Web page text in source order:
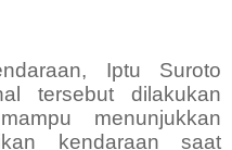
Iptu Suroto
tersebut dilakukan
menunjukkan
kendaraan saat